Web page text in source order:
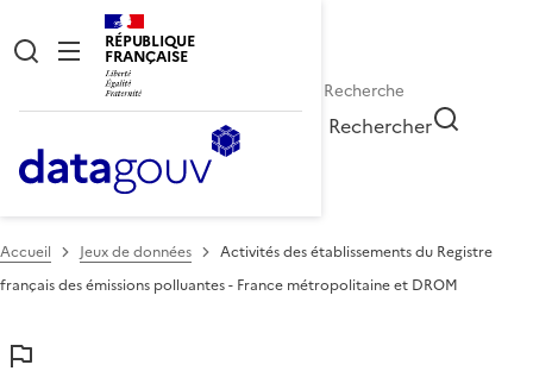
RÉPUBLIQUE
FRANÇAISE
Rechercher
Accueil Jeux de données
Activités des établissements du Registre
français des émissions polluantes - France métropolitaine et DROM